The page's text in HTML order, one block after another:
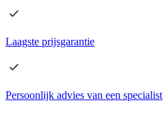
Laagste prijsgarantie
Persoonlijk advies van een specialist